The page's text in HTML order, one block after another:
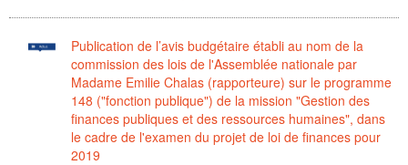
Publication de l’avis budgétaire établi au nom de la
commission des lois de l'Assemblée nationale par
Madame Emilie Chalas (rapporteure) sur le programme
148 ("fonction publique") de la mission "Gestion des
finances publiques et des ressources humaines", dans
le cadre de l'examen du projet de loi de finances pour
2019